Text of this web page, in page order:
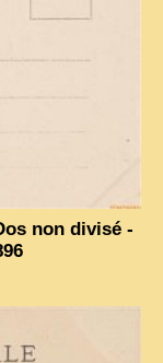
non divisé -